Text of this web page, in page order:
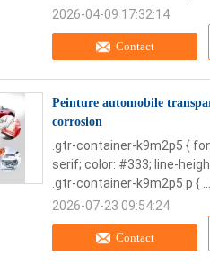
Contact
2026-04-09 17:32:14
Peinture automobile
corrosion
Contact
.gtr-container-k9m2p5 {
serif; color: #333; line-
.gtr-container-k9m2p5 p { ...
2026-07-23 09:54:24